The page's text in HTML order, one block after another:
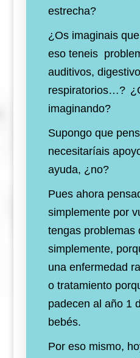
estrecha?
¿Os imaginais
eso teneis
auditivos,
respiratorios…?
imaginando?
Supongo que
necesitaríais
ayuda, ¿no?
Pues ahora
simplemente por
tengas problemas
simplemente,
una enfermedad
o tratamiento
padecen al año 1
bebés.
Por eso mismo,